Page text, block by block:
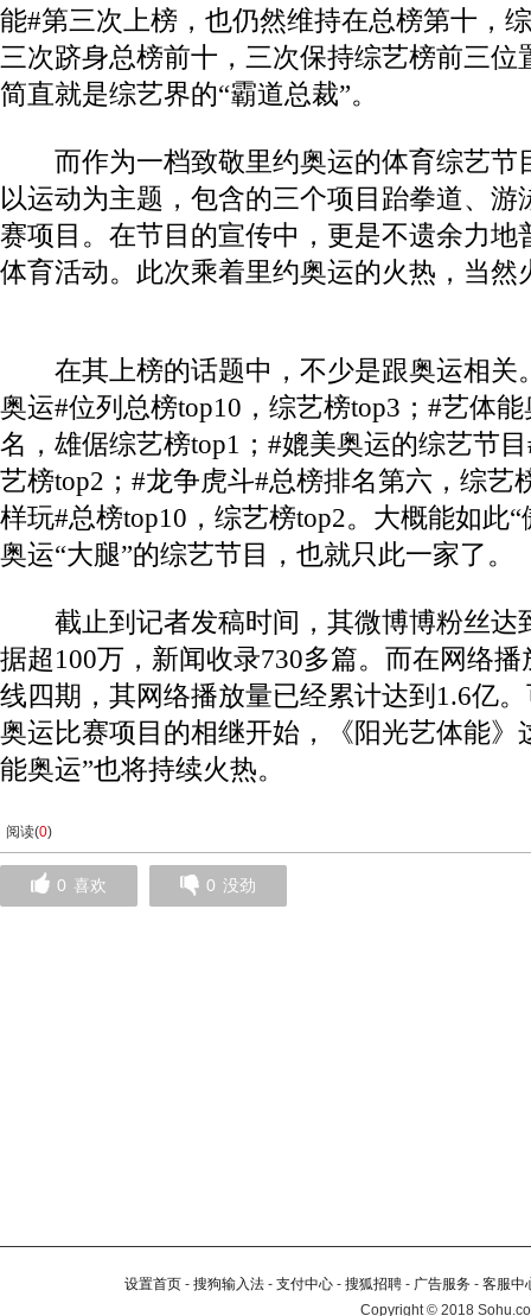
能#第三次上榜，也仍然维持在总榜第十，
三次跻身总榜前十，三次保持综艺榜前三位
简直就是综艺界的“霸道总裁”。
而作为一档致敬里约奥运的体育综艺节
以运动为主题，包含的三个项目跆拳道、游
赛项目。在节目的宣传中，更是不遗余力地
体育活动。此次乘着里约奥运的火热，当然
在其上榜的话题中，不少是跟奥运相关
奥运#位列总榜top10 ，综艺榜top3 ； #艺体能
名，雄倨综艺榜top1 ； #媲美奥运的综艺节目
艺榜top2 ； #龙争虎斗#总榜排名第六，综艺
样玩#总榜top10 ，综艺榜top2。大概能如此
奥运“大腿”的综艺节目，也就只此一家了。
截止到记者发稿时间，其微博博粉丝达
据超100万，新闻收录730多篇。而在网络
线四期，其网络播放量已经累计达到1 .6亿
奥运比赛项目的相继开始，《阳光艺体能》
能奥运”也将持续火热。
阅读(0)
0 喜欢 0 没劲
设置首页 - 搜狗输入法 - 支付中心 - 搜狐招聘 - 广告服务 - 客服中
Copyright© 2018